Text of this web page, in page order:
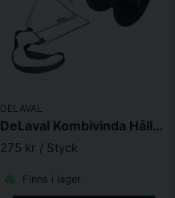
DELAVAL
DeLaval Kombivinda Hållare Stor
275 kr / Styck
Finns i lager